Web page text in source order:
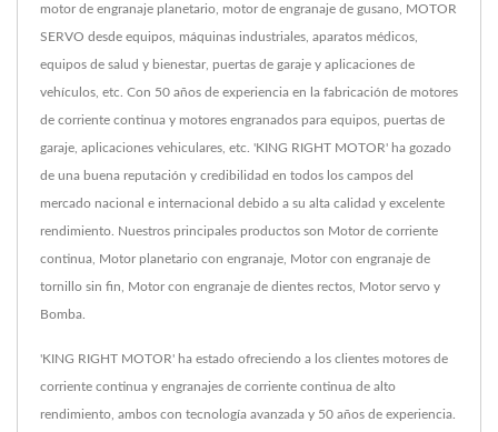
motor de engranaje planetario, motor de engranaje de gusano, MOTOR
SERVO desde equipos, máquinas industriales, aparatos médicos,
equipos de salud y bienestar, puertas de garaje y aplicaciones de
vehículos, etc. Con 50 años de experiencia en la fabricación de motores
de corriente continua y motores engranados para equipos, puertas de
garaje, aplicaciones vehiculares, etc. 'KING RIGHT MOTOR' ha gozado
de una buena reputación y credibilidad en todos los campos del
mercado nacional e internacional debido a su alta calidad y excelente
rendimiento. Nuestros principales productos son Motor de corriente
continua, Motor planetario con engranaje, Motor con engranaje de
tornillo sin fin, Motor con engranaje de dientes rectos, Motor servo y
Bomba.
'KING RIGHT MOTOR' ha estado ofreciendo a los clientes motores de
corriente continua y engranajes de corriente continua de alto
rendimiento, ambos con tecnología avanzada y 50 años de experiencia.